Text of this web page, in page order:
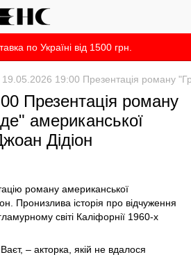
по Україні від 1500 грн.
19.05.2026 19:00 Презентація роману
Презентація роману
американської
Дідіон
роману американської
Пронизлива історія про відчуження
світі Каліфорнії 1960-х
– акторка, якій не вдалося